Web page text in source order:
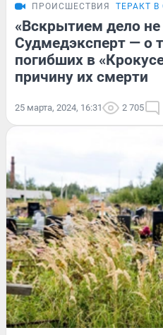
ПРОИСШЕСТВИЯ ТЕРАКТ В
«Вскрытием дело не
Судмедэксперт — о
погибших в
причину их смерти
25 марта, 2024, 16:31 2 705